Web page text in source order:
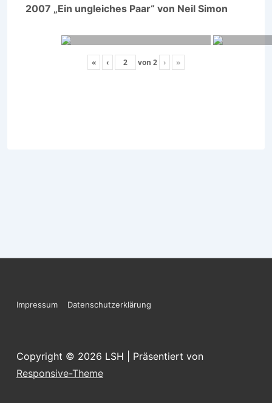
2007 „Ein ungleiches Paar“ von Neil Simon
« ‹ von 2 › »
Footer-
Impressum Datenschutzerklärung
Copyright © 2026 LSH
| Präsentiert von
Responsive-Theme